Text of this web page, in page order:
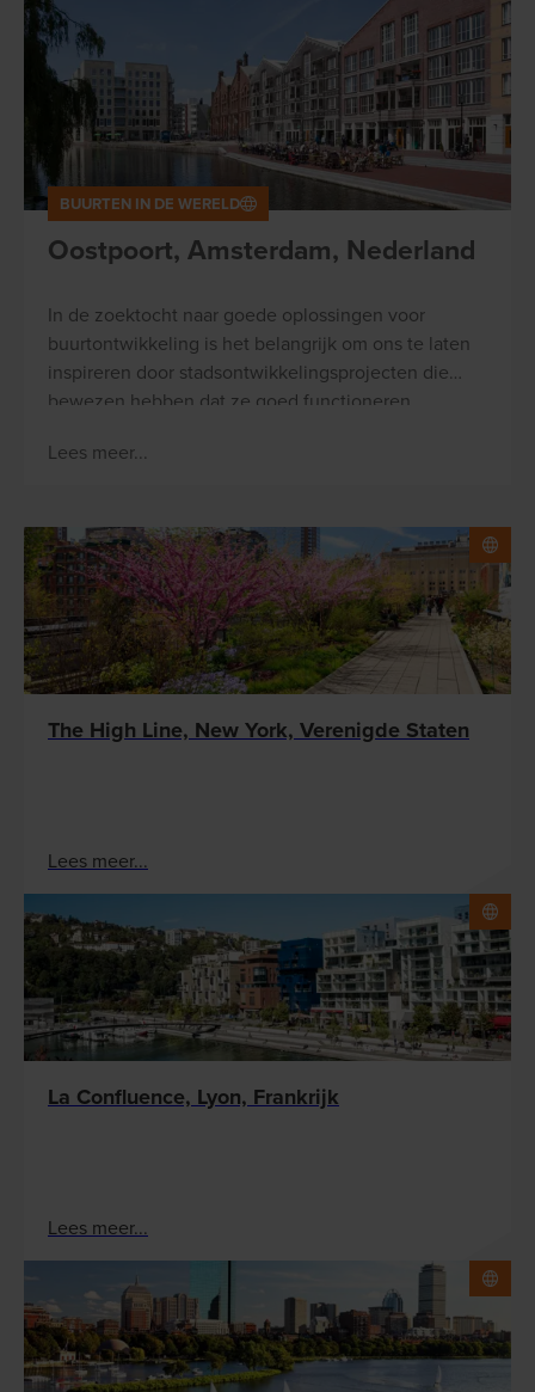
BUURTEN IN DE WERELD
Oostpoort, Amsterdam, Nederland
In de zoektocht naar goede oplossingen voor
buurtontwikkeling is het belangrijk om ons te laten
inspireren door stadsontwikkelingsprojecten die
bewezen hebben dat ze goed functioneren.
Lees meer...
The High Line, New York, Verenigde Staten
Lees meer...
La Confluence, Lyon, Frankrijk
Lees meer...